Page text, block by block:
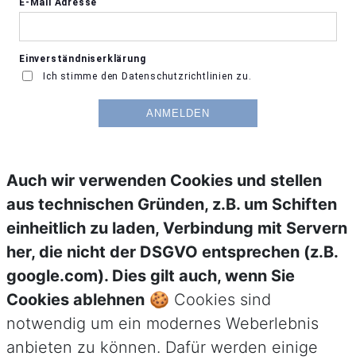
Auch wir verwenden Cookies und stellen
aus technischen Gründen, z.B. um Schiften
einheitlich zu laden, Verbindung mit Servern
her, die nicht der DSGVO entsprechen (z.B.
google.com). Dies gilt auch, wenn Sie
Cookies ablehnen 🍪 Cookies sind
notwendig um ein modernes Weberlebnis
anbieten zu können. Dafür werden einige